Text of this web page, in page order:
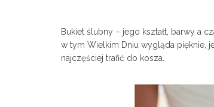
Bukiet ślubny – jego kształt, barwy a
w tym Wielkim Dniu wygląda pięknie,
najczęściej trafić do kosza.